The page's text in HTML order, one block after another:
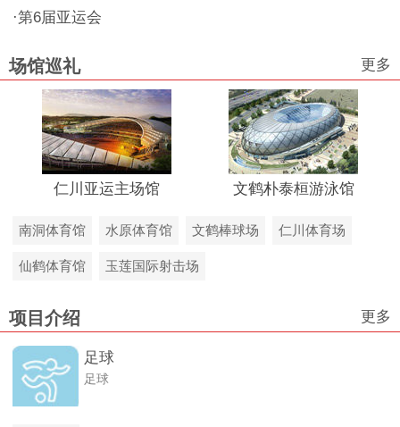
·第6届亚运会
场馆巡礼 更多
仁川亚运主场馆 文鹤朴泰桓游泳馆
南洞体育馆 水原体育馆 文鹤棒球场 仁川体育场
仙鹤体育馆 玉莲国际射击场
项目介绍 更多
足球
足球